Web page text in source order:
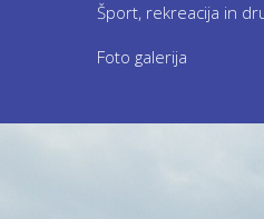
Šport, rekreacija in
Foto galerija